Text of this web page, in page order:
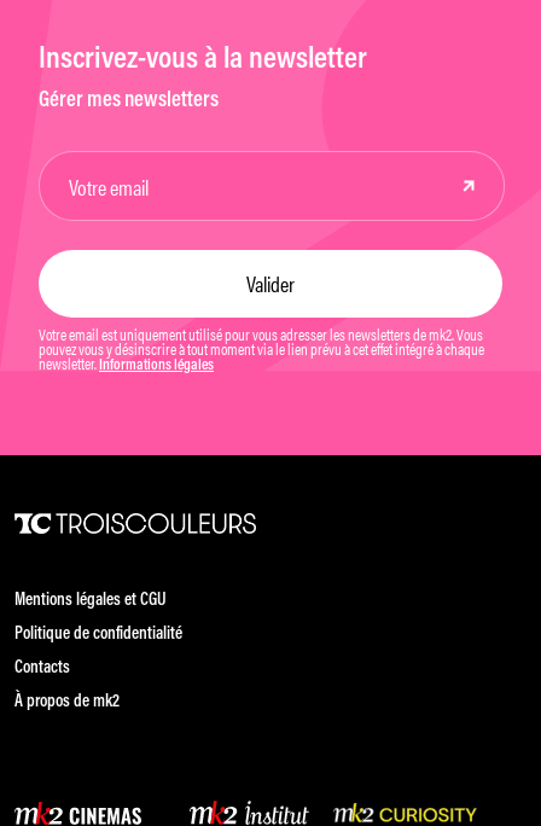
Inscrivez-vous à la newsletter
Gérer mes newsletters
Votre email est uniquement utilisé pour vous adresser les newsletters de mk2. Vous
pouvez vous y désinscrire à tout moment via le lien prévu à cet effet intégré à chaque
newsletter. Informations légales
Mentions légales et CGU
Politique de confidentialité
Contacts
À propos de mk2